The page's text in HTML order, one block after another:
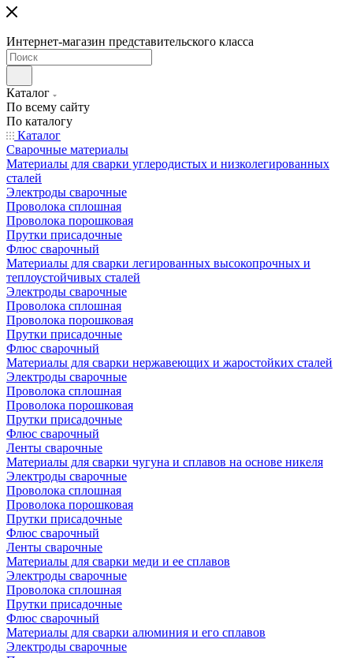
Интернет-магазин представительского класса
Каталог
По всему сайту
По каталогу
Каталог
Сварочные материалы
Материалы для сварки углеродистых и низколегированных
сталей
Электроды сварочные
Проволока сплошная
Проволока порошковая
Прутки присадочные
Флюс сварочный
Материалы для сварки легированных высокопрочных и
теплоустойчивых сталей
Электроды сварочные
Проволока сплошная
Проволока порошковая
Прутки присадочные
Флюс сварочный
Материалы для сварки нержавеющих и жаростойких сталей
Электроды сварочные
Проволока сплошная
Проволока порошковая
Прутки присадочные
Флюс сварочный
Ленты сварочные
Материалы для сварки чугуна и сплавов на основе никеля
Электроды сварочные
Проволока сплошная
Проволока порошковая
Прутки присадочные
Флюс сварочный
Ленты сварочные
Материалы для сварки меди и ее сплавов
Электроды сварочные
Проволока сплошная
Прутки присадочные
Флюс сварочный
Материалы для сварки алюминия и его сплавов
Электроды сварочные